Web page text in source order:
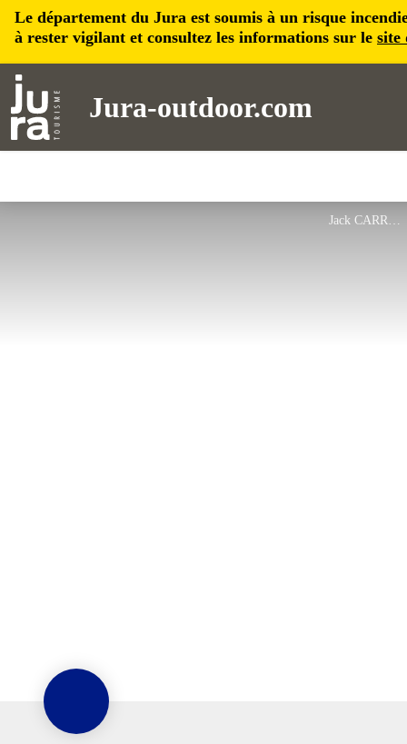
Le département du Jura est soumis à un risque
à rester vigilant et consultez les informations sur le site
Jura-outdoor.com
Jack CARROT